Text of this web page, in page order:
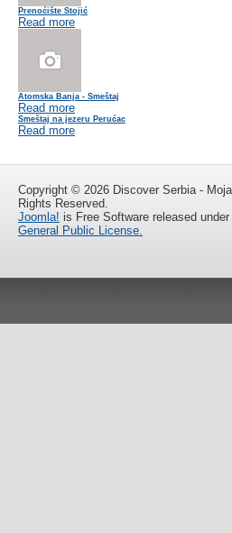
Prenoćište Stojić
Read more
Atomska Banja - Smeštaj
Read more
Smeštaj na jezeru Perućac
Read more
Copyright © 2026 Discover Serbia - Moja
Rights Reserved.
Joomla! is Free Software released under
General Public License.